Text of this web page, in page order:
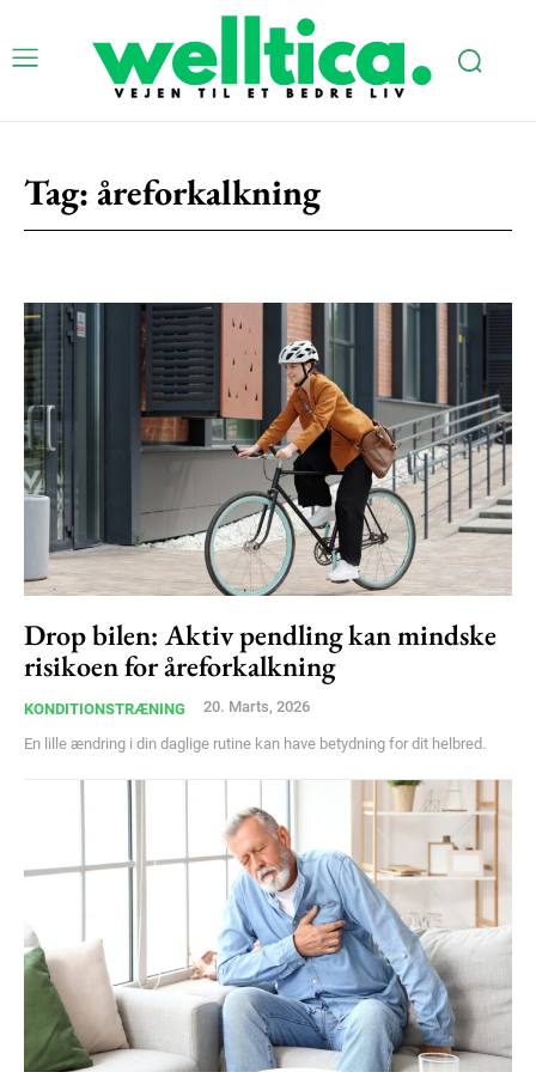
Subscription Plans
Free limited access
Gratis / forever
Etiam est nibh, lobortis sit
Praesent euismod ac
Ut mollis pellentesque tortor
Nullam eu erat condimentum
Donec quis est ac felis
Orci varius natoque dolor
Tag: åreforkalkning
Drop bilen: Aktiv pendling kan mindske
risikoen for åreforkalkning
KONDITIONSTRÆNING 20. Marts, 2026
En lille ændring i din daglige rutine kan have betydning for dit helbred.